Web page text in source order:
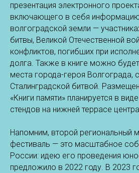
презентация электронного
включающего в себя
волгоградской земли —
битвы, Великой Отечественной
конфликтов, погибших при
долга. Также в книге можно
места города-героя Волгограда,
Сталинградской битвой.
«Книги памяти» планируется в
стендов на нижней террасе
Напомним, второй региональный
фестиваль — это масштабное
России: идею его проведения
предложило в 2022 году. В 2023